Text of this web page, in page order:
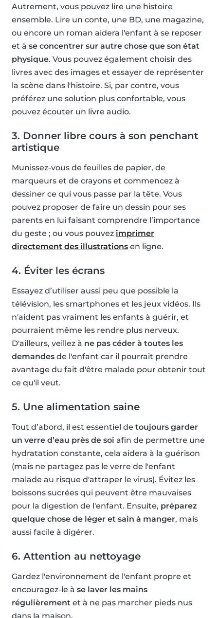
Autrement, vous pouvez lire une histoire
ensemble. Lire un conte, une BD, une magazine,
ou encore un roman aidera l'enfant à se reposer
et à se concentrer sur autre chose que son état
physique. Vous pouvez également choisir des
livres avec des images et essayer de représenter
la scène dans l'histoire. Si, par contre, vous
préférez une solution plus confortable, vous
pouvez écouter un livre audio.
3. Donner libre cours à son penchant
artistique
Munissez-vous de feuilles de papier, de
marqueurs et de crayons et commencez à
dessiner ce qui vous passe par la tête. Vous
pouvez proposer de faire un dessin pour ses
parents en lui faisant comprendre l’importance
du geste ; ou vous pouvez imprimer
directement des illustrations en ligne.
4. Éviter les écrans
Essayez d’utiliser aussi peu que possible la
télévision, les smartphones et les jeux vidéos. Ils
n'aident pas vraiment les enfants à guérir, et
pourraient même les rendre plus nerveux.
D'ailleurs, veillez à ne pas céder à toutes les
demandes de l'enfant car il pourrait prendre
avantage du fait d'être malade pour obtenir tout
ce qu'il veut.
5. Une alimentation saine
Tout d’abord, il est essentiel de toujours garder
un verre d’eau près de soi afin de permettre une
hydratation constante, cela aidera à la guérison
(mais ne partagez pas le verre de l'enfant
malade au risque d'attraper le virus). Évitez les
boissons sucrées qui peuvent être mauvaises
pour la digestion de l'enfant. Ensuite, préparez
quelque chose de léger et sain à manger, mais
aussi facile à digérer.
6. Attention au nettoyage
Gardez l'environnement de l'enfant propre et
encouragez-le à se laver les mains
régulièrement et à ne pas marcher pieds nus
dans la maison.